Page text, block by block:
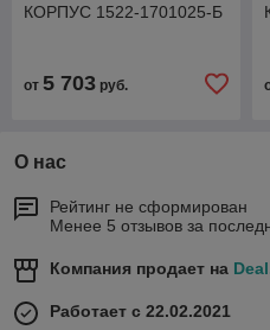
КОРПУС 1522-1701025-Б
от 5 703 руб.
О нас
Рейтинг не сформирован
Менее 5 отзывов за
Компания продает на
Работает с 22.02.2021